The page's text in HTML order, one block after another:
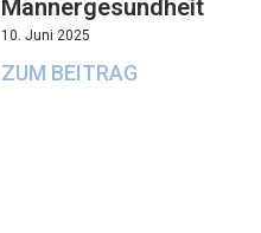
Männergesundheit
10. Juni 2025
ZUM BEITRAG